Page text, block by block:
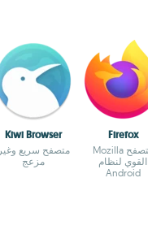
Firefox
متصفح Mozilla
القوي لنظام
Android
Kiwi Browser
متصفح سريع وغير
مزعج